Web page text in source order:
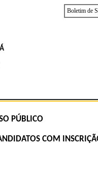
Boletim de
PÚBLICO
COM